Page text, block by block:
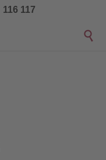
116 117
